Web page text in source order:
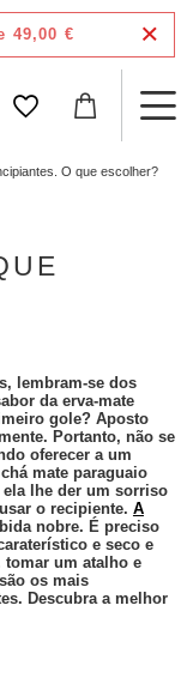
49,00 €
O que escolher?
lembram-se dos
da erva-mate
gole? Aposto
Portanto, não se
oferecer a um
mate paraguaio
lhe der um sorriso
o recipiente. A
nobre. É preciso
e seco e
tomar um atalho e
os mais
Descubra a melhor